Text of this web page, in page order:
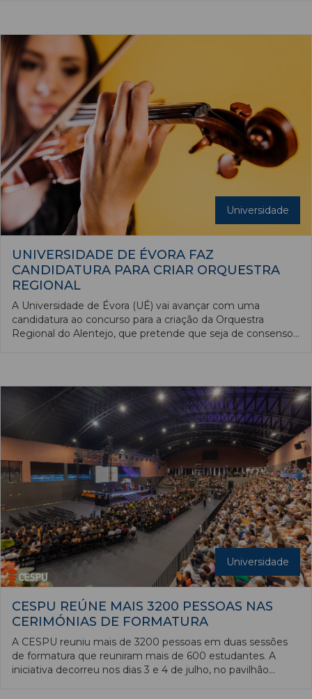
Universidade
UNIVERSIDADE DE ÉVORA FAZ
CANDIDATURA PARA CRIAR ORQUESTRA
REGIONAL
A Universidade de Évora (UÉ) vai avançar com uma
candidatura ao concurso para a criação da Orquestra
Regional do Alentejo, que pretende que seja de consenso
Universidade
CESPU REÚNE MAIS 3200 PESSOAS NAS
CERIMÓNIAS DE FORMATURA
A CESPU reuniu mais de 3200 pessoas em duas sessões
de formatura que reuniram mais de 600 estudantes. A
iniciativa decorreu nos dias 3 e 4 de julho, no pavilhão